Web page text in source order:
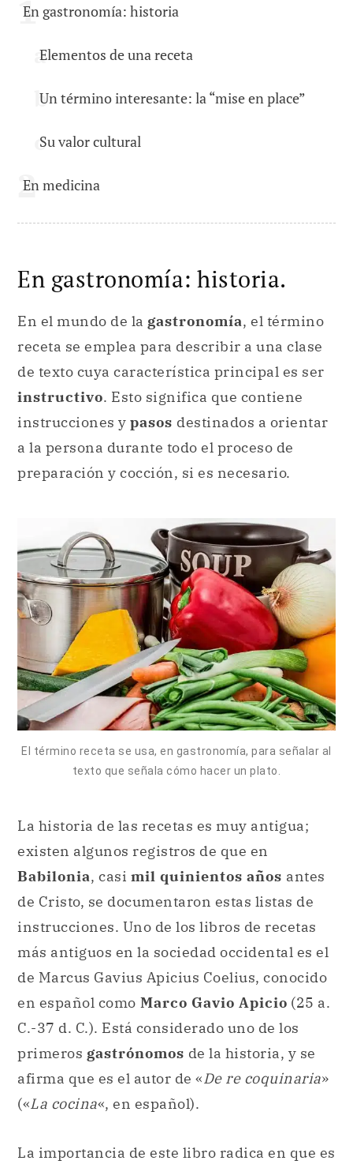
En gastronomía: historia
Elementos de una receta
Un término interesante: la “mise en place”
Su valor cultural
En medicina
En gastronomía: historia.
En el mundo de la gastronomía, el término
receta se emplea para describir a una clase
de texto cuya característica principal es ser
instructivo. Esto significa que contiene
instrucciones y pasos destinados a orientar
a la persona durante todo el proceso de
preparación y cocción, si es necesario.
El término receta se usa, en gastronomía, para señalar al
texto que señala cómo hacer un plato.
La historia de las recetas es muy antigua;
existen algunos registros de que en
Babilonia, casi mil quinientos años antes
de Cristo, se documentaron estas listas de
instrucciones. Uno de los libros de recetas
más antiguos en la sociedad occidental es el
de Marcus Gavius Apicius Coelius, conocido
en español como Marco Gavio Apicio (25 a.
C.-37 d. C.). Está considerado uno de los
primeros gastrónomos de la historia, y se
afirma que es el autor de «De re coquinaria»
(«La cocina«, en español).
La importancia de este libro radica en que es